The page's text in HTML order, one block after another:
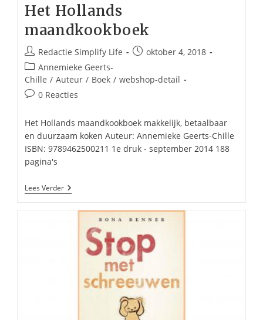
Het Hollands
maandkookboek
Bericht
auteur:
Redactie Simplify Life
Bericht
op:
oktober 4, 2018
Berichtcategorie:
Annemieke Geerts-
Chille / Auteur / Boek / webshop-detail
Bericht0 Reacties
Het Hollands maandkookboek makkelijk, betaalbaar
en duurzaam koken Auteur: Annemieke Geerts-Chille
ISBN: 9789462500211 1e druk - september 2014 188
pagina's
Lees VerderHet
Hollands